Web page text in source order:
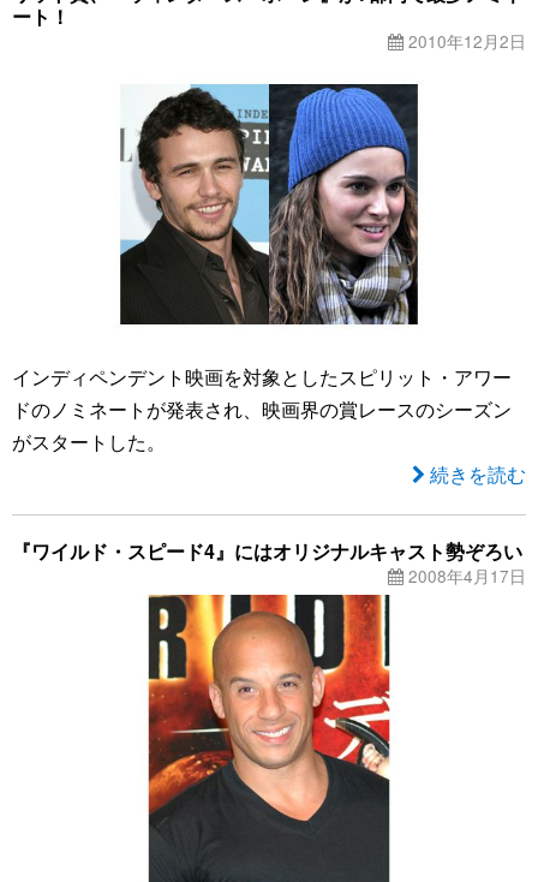
ート！
2010年12月2日
インディペンデント映画を対象としたスピリット・アワー
ドのノミネートが発表され、映画界の賞レースのシーズン
がスタートした。
続きを読む
『ワイルド・スピード4』にはオリジナルキャスト勢ぞろい
2008年4月17日